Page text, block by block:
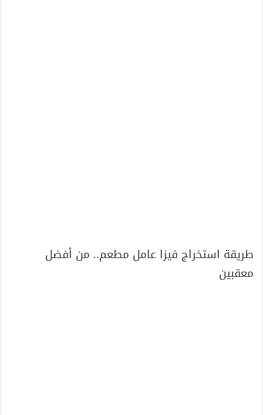
طريقة استخراج فيزا عامل مطعم.. من أفضل
معقبين